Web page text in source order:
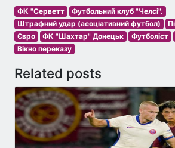
ФК "Серветт
Футбольний клуб "Челсі".
Штрафний удар (асоціативний футбол)
Євро
ФК "Шахтар" Донецьк Футболіст
Вікно переказу
Related posts